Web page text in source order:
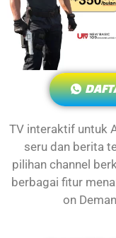
TV interaktif untuk
seru dan berita
pilihan channel
berbagai fitur
on